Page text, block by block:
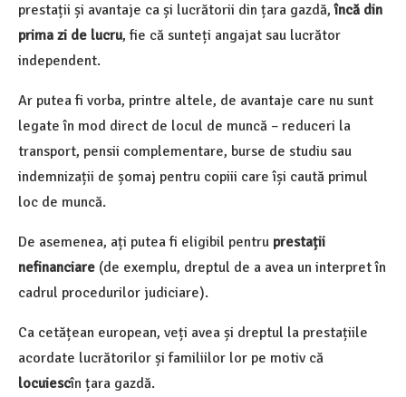
prestații și avantaje ca și lucrătorii din țara gazdă,încă din
prima zi de lucru, fie că sunteți angajat sau lucrător
independent.
Ar putea fi vorba, printre altele, de avantaje care nu sunt
legate în mod direct de locul de muncă – reduceri la
transport, pensii complementare, burse de studiu sau
indemnizații de șomaj pentru copiii care își caută primul
loc de muncă.
De asemenea, ați putea fi eligibil pentru prestații
nefinanciare (de exemplu, dreptul de a avea un interpret în
cadrul procedurilor judiciare).
Ca cetățean european, veți avea și dreptul la prestațiile
acordate lucrătorilor și familiilor lor pe motiv că
locuiescîn țara gazdă.